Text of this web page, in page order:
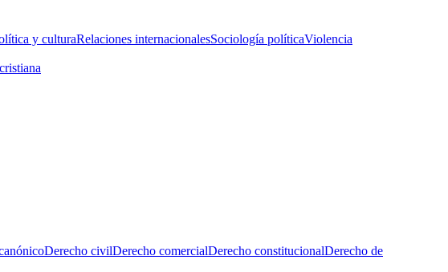
y culturaRelaciones internacionalesSociología políticaViolencia
Derecho civilDerecho comercialDerecho constitucionalDerecho de